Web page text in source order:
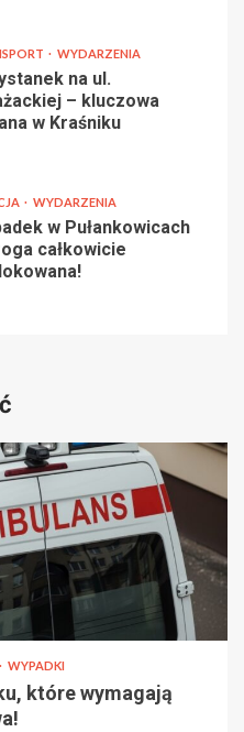
WYDARZENIA
na ul.
– kluczowa
w Kraśniku
WYDARZENIA
w Pułankowicach
całkowicie
WYPADKI
które wymagają